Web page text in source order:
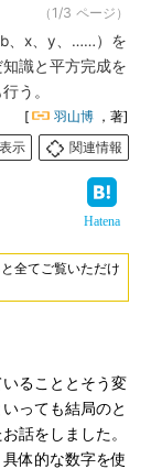
（1/3 ページ）
、x、y、……）を
識と平方完成を
う。
[ 羽山博 ，著]
示
関連情報
Hatena
全てご覧いただけ
ることとそう変
っても結局のと
話をしました。
体的な数字を使